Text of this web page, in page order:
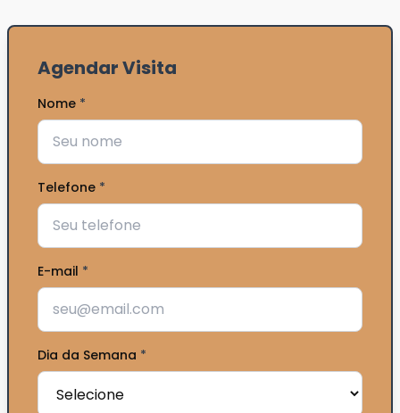
Agendar Visita
Nome *
Telefone *
E-mail *
Dia da Semana *